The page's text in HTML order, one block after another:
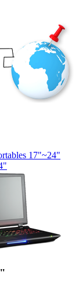
17"~24"